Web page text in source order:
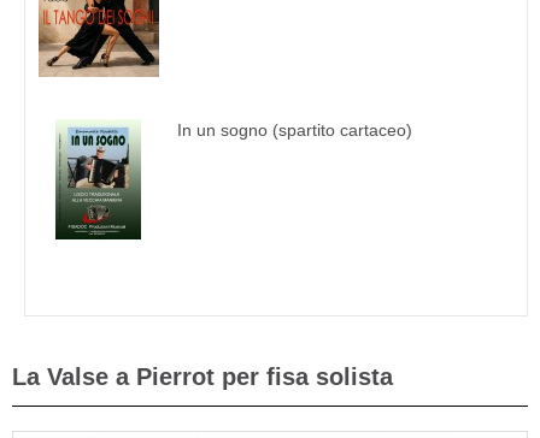
In un sogno (spartito cartaceo)
La Valse a Pierrot per fisa solista